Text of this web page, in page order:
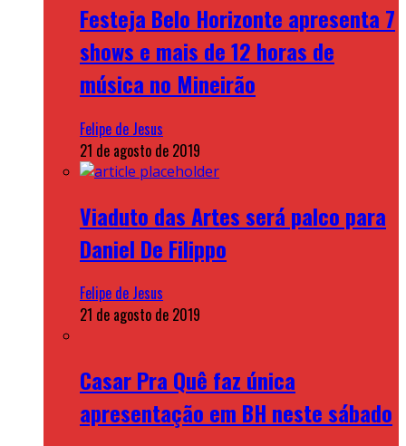
Festeja Belo Horizonte apresenta 7
shows e mais de 12 horas de
música no Mineirão
Felipe de Jesus
21 de agosto de 2019
Viaduto das Artes será palco para
Daniel De Filippo
Felipe de Jesus
21 de agosto de 2019
Casar Pra Quê faz única
apresentação em BH neste sábado